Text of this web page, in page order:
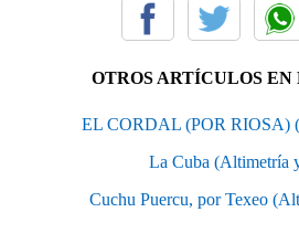
OTROS ARTÍCULOS EN
EL CORDAL (POR
La Cuba (Altimetría
Cuchu Puercu, por Texeo